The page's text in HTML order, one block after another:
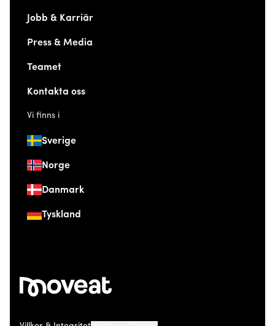
Jobb & Karriär
Press & Media
Teamet
Kontakta oss
Vi finns i
Sverige
Norge
Danmark
Tyskland